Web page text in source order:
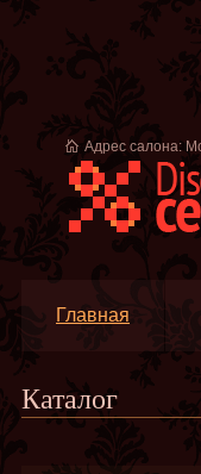
Адрес салона:
Главная
Каталог